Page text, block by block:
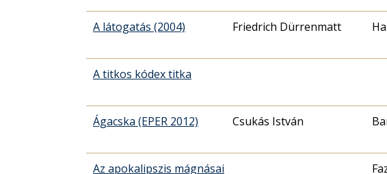
A látogatás (2004) Friedrich Dürrenmatt
A titkos kódex titka
Ágacska (EPER 2012) Csukás István
Az apokalipszis mágnásai